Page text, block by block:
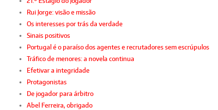
Rui Jorge: visão e missão
Os interesses por trás da verdade
Sinais positivos
Portugal é o paraíso dos agentes e recrutadores sem escrúpulos
Tráfico de menores: a novela continua
Efetivar a integridade
Protagonistas
De jogador para árbitro
Abel Ferreira, obrigado